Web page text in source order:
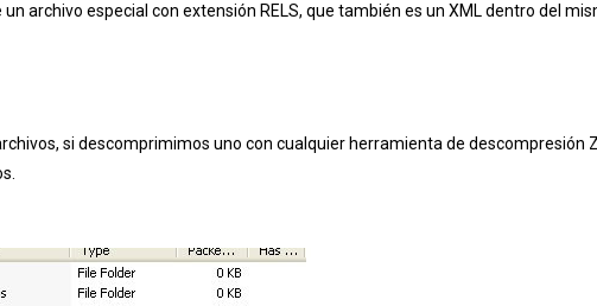
archivo especial con extensión RELS, que también es un XML dentro del
si descomprimimos uno con cualquier herramienta de descompresión